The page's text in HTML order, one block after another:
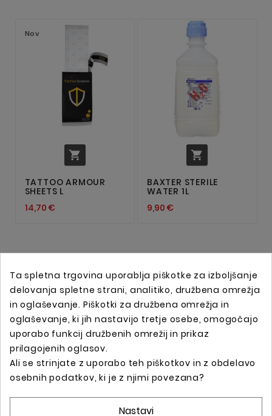
Nov

TATTOO ARMOUR
SHEETS L
14,70 €

BAXTER STERILE
WATER 1L
9,90 €
Spletna trgovina s profesionalno tattoo opremo !
Ta spletna trgovina uporablja piškotke za izboljšanje
delovanja spletne strani, analitiko, družbena omrežja
in oglaševanje. Piškotki za družbena omrežja in
oglaševanje, ki jih nastavijo tretje osebe, omogočajo
uporabo funkcij družbenih omrežij in prikaz
prilagojenih oglasov.
Ali se strinjate z uporabo teh piškotkov in z obdelavo
osebnih podatkov, ki je z njimi povezana?
Nastavi